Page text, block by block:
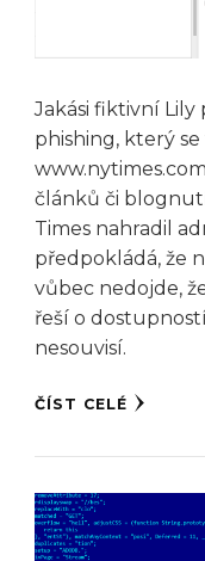
Jakási fiktivní
phishing, který
článků či
Times nahradil
předpokládá, že
vůbec nedojde,
řeší o
nesouvisí.
ČÍST CELÉ